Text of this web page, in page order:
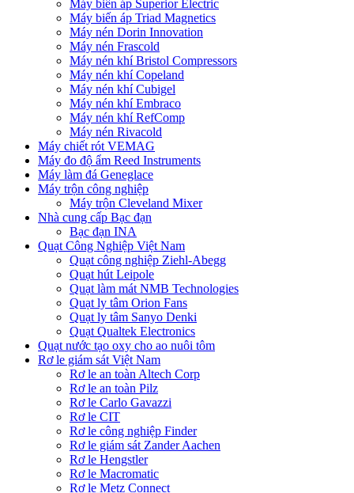
Máy biến áp Superior Electric
Máy biến áp Triad Magnetics
Máy nén Dorin Innovation
Máy nén Frascold
Máy nén khí Bristol Compressors
Máy nén khí Copeland
Máy nén khí Cubigel
Máy nén khí Embraco
Máy nén khí RefComp
Máy nén Rivacold
Máy chiết rót VEMAG
Máy đo độ ẩm Reed Instruments
Máy làm đá Geneglace
Máy trộn công nghiệp
Máy trộn Cleveland Mixer
Nhà cung cấp Bạc đạn
Bạc đạn INA
Quạt Công Nghiệp Việt Nam
Quạt công nghiệp Ziehl-Abegg
Quạt hút Leipole
Quạt làm mát NMB Technologies
Quạt ly tâm Orion Fans
Quạt ly tâm Sanyo Denki
Quạt Qualtek Electronics
Quạt nước tạo oxy cho ao nuôi tôm
Rơ le giám sát Việt Nam
Rơ le an toàn Altech Corp
Rơ le an toàn Pilz
Rơ le Carlo Gavazzi
Rơ le CIT
Rơ le công nghiệp Finder
Rơ le giám sát Zander Aachen
Rơ le Hengstler
Rơ le Macromatic
Rơ le Metz Connect